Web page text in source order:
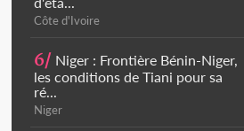
Côte d'Ivoire
6/ Niger : Frontière Bénin-Niger,
les conditions de Tiani pour sa
ré...
Niger